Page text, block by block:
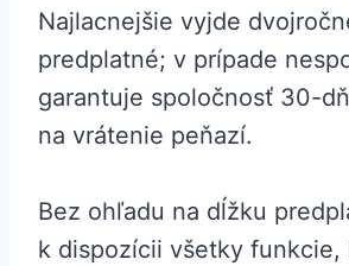
Najlacnejšie vyjde
predplatné; v prípade
garantuje spoločnosť 30-
na vrátenie peňazí.
Bez ohľadu na dĺžku
k dispozícii všetky funkcie,